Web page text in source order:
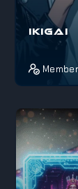
Ikigai
Pois é! Se
perdido
que fazer
ou não
como